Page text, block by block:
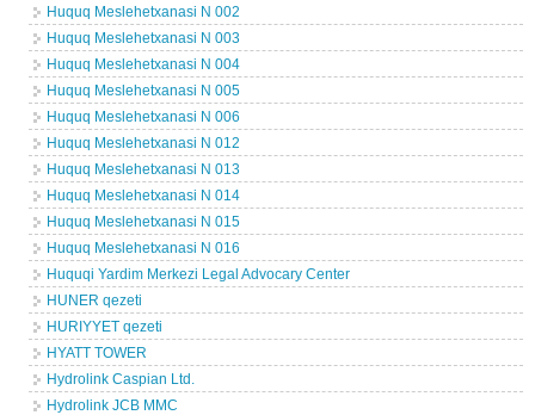
Huquq Meslehetxanasi N 002
Huquq Meslehetxanasi N 003
Huquq Meslehetxanasi N 004
Huquq Meslehetxanasi N 005
Huquq Meslehetxanasi N 006
Huquq Meslehetxanasi N 012
Huquq Meslehetxanasi N 013
Huquq Meslehetxanasi N 014
Huquq Meslehetxanasi N 015
Huquq Meslehetxanasi N 016
Huquqi Yardim Merkezi Legal Advocary Center
HUNER qezeti
HURIYYET qezeti
HYATT TOWER
Hydrolink Caspian Ltd.
Hydrolink JCB MMC